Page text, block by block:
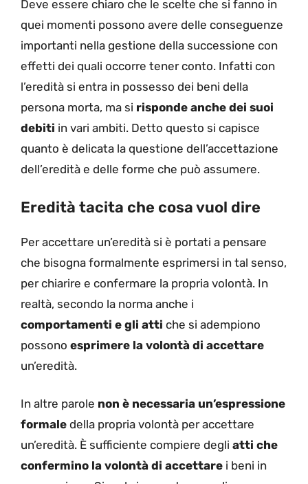
Deve essere chiaro che le scelte che si fanno in
quei momenti possono avere delle conseguenze
importanti nella gestione della successione con
effetti dei quali occorre tener conto. Infatti con
l’eredità si entra in possesso dei beni della
persona morta, ma si risponde anche dei suoi
debiti in vari ambiti. Detto questo si capisce
quanto è delicata la questione dell’accettazione
dell’eredità e delle forme che può assumere.
Eredità tacita che cosa vuol dire
Per accettare un’eredità si è portati a pensare
che bisogna formalmente esprimersi in tal senso,
per chiarire e confermare la propria volontà. In
realtà, secondo la norma anche i
comportamenti e gli atti che si adempiono
possono esprimere la volontà di accettare
un’eredità.
In altre parole non è necessaria un’espressione
formale della propria volontà per accettare
un’eredità. È sufficiente compiere degli atti che
confermino la volontà di accettare i beni in